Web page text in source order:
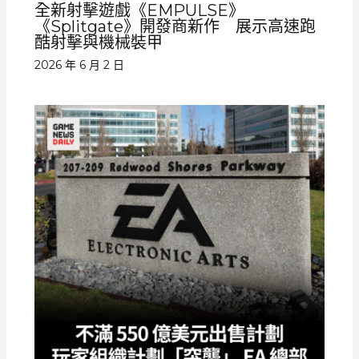
全新射擊遊戲《EMPULSE》
《Splitgate》開發商新作 展示高速跑
酷射擊與機械裝甲
2026 年 6 月 2 日